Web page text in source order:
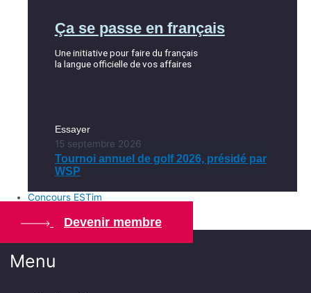
Ça se passe en français
Une initiative pour faire du français
la langue officielle de vos affaires
Essayer
15 septembre 2026
Tournoi annuel de golf 2026, présidé par
WSP
Concours ESTim
Devenir membre
Menu